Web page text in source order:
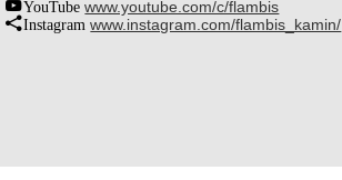
YouTube www.youtube.com/c/flambis
Instagram www.instagram.com/flambis_kamin/